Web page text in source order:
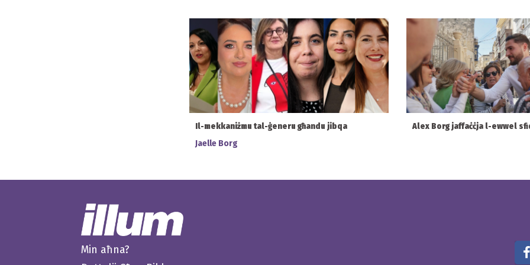
Il-mekkaniżmu tal-ġeneru għandu jibqa
Jaelle Borg
Alex Borg jaffaċċja l-ewwel
Min aħna?